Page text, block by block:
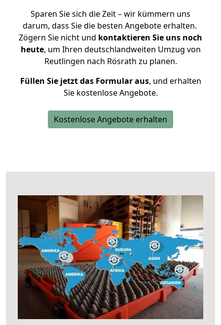
Sparen Sie sich die Zeit – wir kümmern uns
darum, dass Sie die besten Angebote erhalten.
Zögern Sie nicht und kontaktieren Sie uns noch
heute, um Ihren deutschlandweiten Umzug von
Reutlingen nach Rösrath zu planen.
Füllen Sie jetzt das Formular aus, und erhalten
Sie kostenlose Angebote.
Kostenlose Angebote erhalten